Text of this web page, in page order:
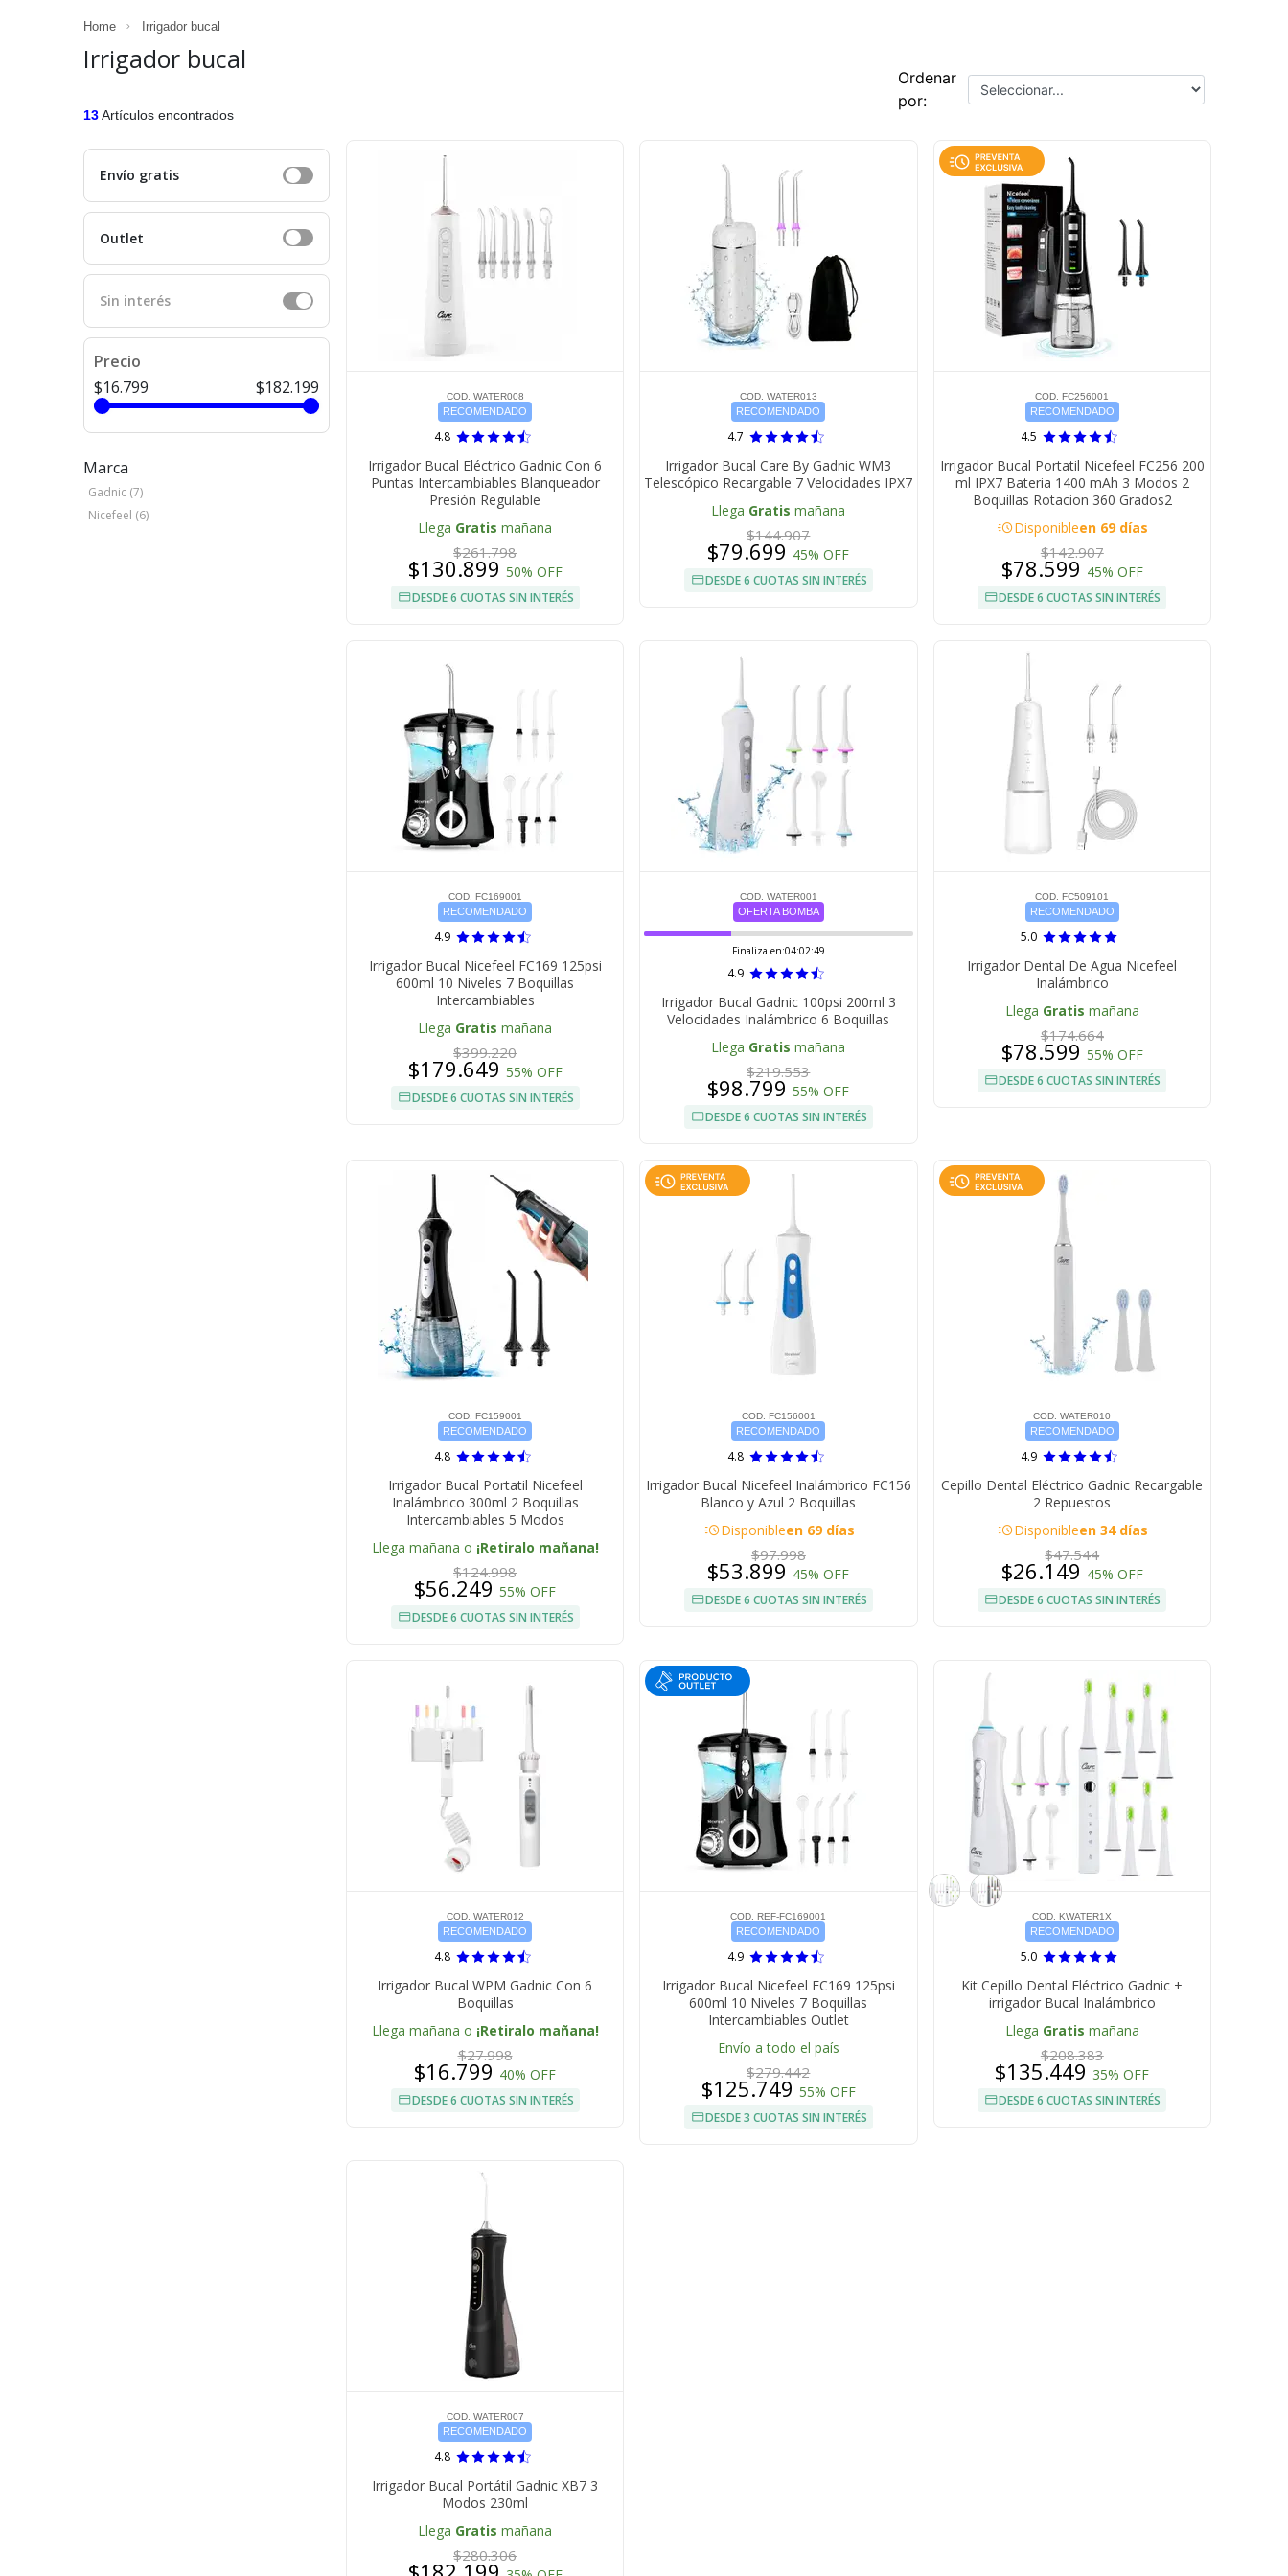
Home Irrigador bucal
Irrigador bucal
13Artículos encontrados
Envío gratis
Outlet
Sin interés
Precio
$16.799
$182.199
Marca
Gadnic (7)
Nicefeel (6)
Ordenar
por:
COD. WATER008
RECOMENDADO
4.8
Irrigador Bucal Eléctrico Gadnic Con 6
Puntas Intercambiables Blanqueador
Presión Regulable
Llega Gratis mañana
$261.798
$130.899 50% OFF
DESDE 6 CUOTAS SIN INTERÉS
COD. WATER013
RECOMENDADO
4.7
Irrigador Bucal Care By Gadnic WM3
Telescópico Recargable 7 Velocidades IPX7
Llega Gratis mañana
$144.907
$79.699 45% OFF
DESDE 6 CUOTAS SIN INTERÉS
COD. FC256001
RECOMENDADO
4.5
Irrigador Bucal Portatil Nicefeel FC256 200
ml IPX7 Bateria 1400 mAh 3 Modos 2
Boquillas Rotacion 360 Grados2
acuteDisponibleen 69 días
$142.907
$78.599 45% OFF
DESDE 6 CUOTAS SIN INTERÉS
COD. FC169001
RECOMENDADO
4.9
Irrigador Bucal Nicefeel FC169 125psi
600ml 10 Niveles 7 Boquillas
Intercambiables
Llega Gratis mañana
$399.220
$179.649 55% OFF
DESDE 6 CUOTAS SIN INTERÉS
COD. WATER001
OFERTA BOMBA
Finaliza en:04:02:49
4.9
Irrigador Bucal Gadnic 100psi 200ml 3
Velocidades Inalámbrico 6 Boquillas
Llega Gratis mañana
$219.553
$98.79955% OFF
DESDE 6 CUOTAS SIN INTERÉS
COD. FC509101
RECOMENDADO
5.0
Irrigador Dental De Agua Nicefeel
Inalámbrico
Llega Gratis mañana
$174.664
$78.599 55% OFF
DESDE 6 CUOTAS SIN INTERÉS
COD. FC159001
RECOMENDADO
4.8
Irrigador Bucal Portatil Nicefeel
Inalámbrico 300ml 2 Boquillas
Intercambiables 5 Modos
Llega mañana o ¡Retiralo mañana!
$124.998
$56.249 55% OFF
DESDE 6 CUOTAS SIN INTERÉS
COD. FC156001
RECOMENDADO
4.8
Irrigador Bucal Nicefeel Inalámbrico FC156
Blanco y Azul 2 Boquillas
acuteDisponibleen 69 días
$97.998
$53.899 45% OFF
DESDE 6 CUOTAS SIN INTERÉS
COD. WATER010
RECOMENDADO
4.9
Cepillo Dental Eléctrico Gadnic Recargable
2 Repuestos
acuteDisponibleen 34 días
$47.544
$26.149 45% OFF
DESDE 6 CUOTAS SIN INTERÉS
COD. WATER012
RECOMENDADO
4.8
Irrigador Bucal WPM Gadnic Con 6
Boquillas
Llega mañana o ¡Retiralo mañana!
$27.998
$16.799 40% OFF
DESDE 6 CUOTAS SIN INTERÉS
COD. REF-FC169001
RECOMENDADO
4.9
Irrigador Bucal Nicefeel FC169 125psi
600ml 10 Niveles 7 Boquillas
Intercambiables Outlet
Envío a todo el país
$279.442
$125.749 55% OFF
DESDE 3 CUOTAS SIN INTERÉS
COD. KWATER1X
RECOMENDADO
5.0
Kit Cepillo Dental Eléctrico Gadnic +
irrigador Bucal Inalámbrico
Llega Gratis mañana
$208.383
$135.449 35% OFF
DESDE 6 CUOTAS SIN INTERÉS
COD. WATER007
RECOMENDADO
4.8
Irrigador Bucal Portátil Gadnic XB7 3
Modos 230ml
Llega Gratis mañana
$280.306